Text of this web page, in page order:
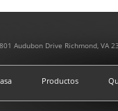
Audubon Drive Richmond, VA
Productos